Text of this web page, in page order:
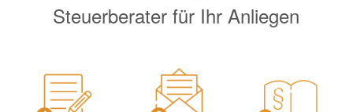
Steuerberater für Ihr Anliegen